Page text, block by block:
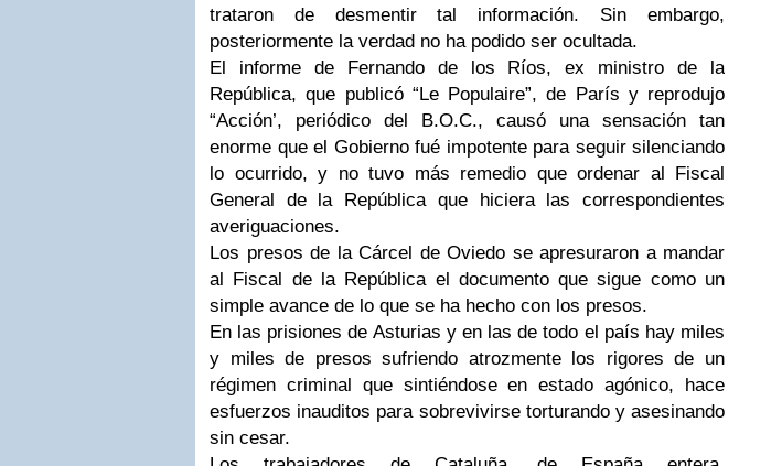
trataron de desmentir tal información. Sin embargo,
posteriormente la verdad no ha podido ser ocultada.
El informe de Fernando de los Ríos, ex ministro de la
República, que publicó “Le Populaire”, de París y reprodujo
“Acción’, periódico del B.O.C., causó una sensación tan
enorme que el Gobierno fué impotente para seguir silenciando
lo ocurrido, y no tuvo más remedio que ordenar al Fiscal
General de la República que hiciera las correspondientes
averiguaciones.
Los presos de la Cárcel de Oviedo se apresuraron a mandar
al Fiscal de la República el documento que sigue como un
simple avance de lo que se ha hecho con los presos.
En las prisiones de Asturias y en las de todo el país hay miles
y miles de presos sufriendo atrozmente los rigores de un
régimen criminal que sintiéndose en estado agónico, hace
esfuerzos inauditos para sobrevivirse torturando y asesinando
sin cesar.